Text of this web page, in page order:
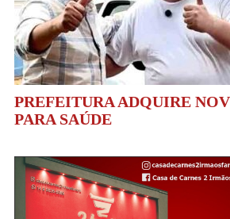
PREFEITURA ADQUIRE
PARA SAÚDE